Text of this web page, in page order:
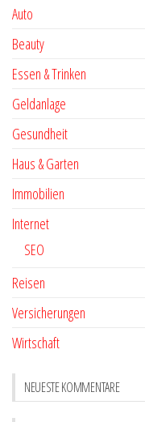
Auto
Beauty
Essen & Trinken
Geldanlage
Gesundheit
Haus & Garten
Immobilien
Internet
SEO
Reisen
Versicherungen
Wirtschaft
NEUESTE KOMMENTARE